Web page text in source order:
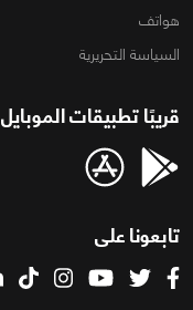
هواتف
السياسة التحريرية
قريبًا تطبيقات الموبايل
تابعونا على